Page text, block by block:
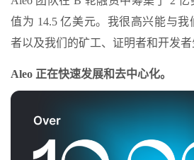
值为 14.5 亿美元。我很高兴能与
者以及我们的矿工、证明者和开发者
Aleo 正在快速发展和去中心化。